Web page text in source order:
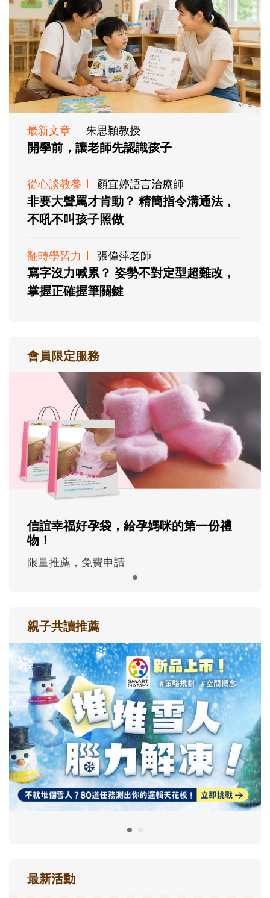
最新文章 朱思穎教授
開學前，讓老師先認識孩子
從心談教養 顏宜婷語言治療師
非要大聲罵才肯動？ 精簡指令溝通法，
不吼不叫孩子照做
翻轉學習力 張偉萍老師
寫字沒力喊累？ 姿勢不對定型超難改，
掌握正確握筆關鍵
會員限定服務
信誼幸福好孕袋，給孕媽咪的第一份禮
物！
限量推薦，免費申請
親子共讀推薦
最新活動